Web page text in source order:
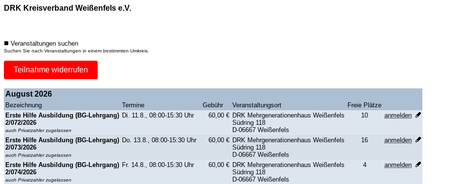
DRK Kreisverband Weißenfels e.V.
Veranstaltungen suchen
Suchen Sie nach Veranstaltungen in einem bestimmten Umkreis.
Teilnahme widerrufen
August 2026
Bezeichnung Termine Gebühr Veranstaltungsort
Freie Plätze
Erste Hilfe Ausbildung (BG-Lehrgang)
2/072/2026
auch Privatzahler zugelassen
Di. 11.8., 08:00-15:30 Uhr 60,00 € DRK Mehrgenerationenhaus Weißenfels
Südring 118
D-06667 Weißenfels
10 anmelden
Erste Hilfe Ausbildung (BG-Lehrgang)
2/073/2026
auch Privatzahler zugelassen
Do. 13.8., 08:00-15:30 Uhr 60,00 € DRK Mehrgenerationenhaus Weißenfels
Südring 118
D-06667 Weißenfels
16 anmelden
Erste Hilfe Ausbildung (BG-Lehrgang)
2/074/2026
auch Privatzahler zugelassen
Fr. 14.8., 08:00-15:30 Uhr 60,00 € DRK Mehrgenerationenhaus Weißenfels
Südring 118
D-06667 Weißenfels
4 anmelden